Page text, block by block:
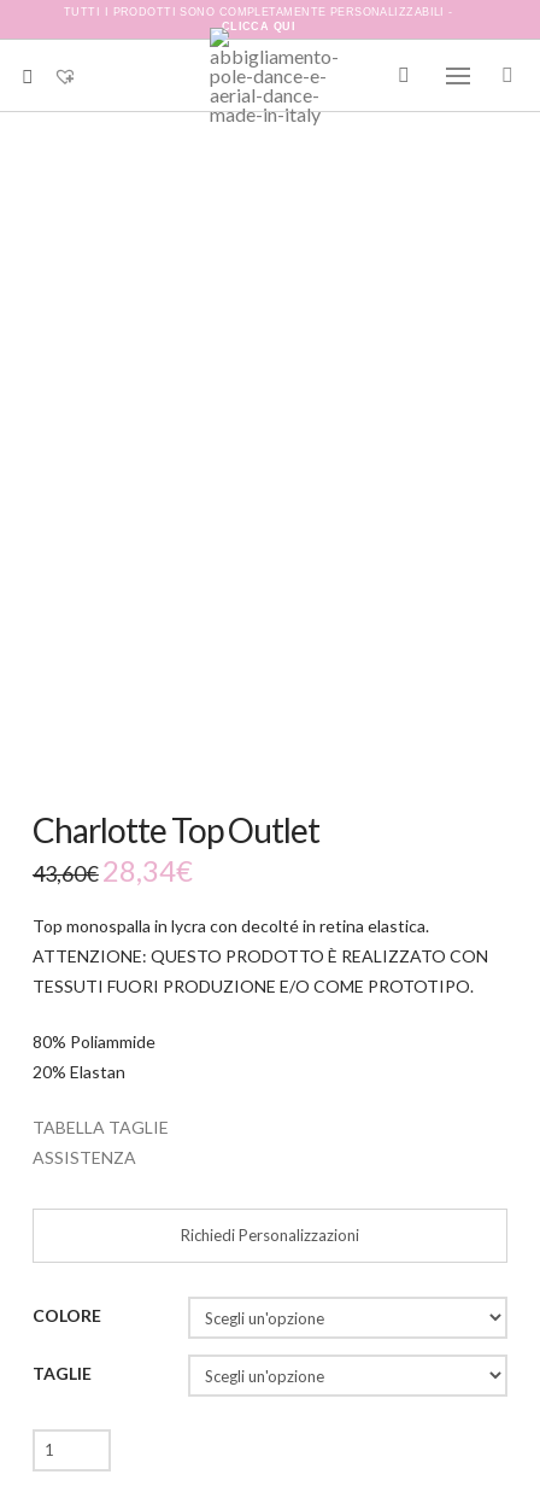
TUTTI I PRODOTTI SONO COMPLETAMENTE PERSONALIZZABILI -
CLICCA QUI
Charlotte Top Outlet
43,60€28,34€
Top monospalla in lycra con decolté in retina elastica.
ATTENZIONE: QUESTO PRODOTTO È REALIZZATO CON
TESSUTI FUORI PRODUZIONE E/O COME PROTOTIPO.
80% Poliammide
20% Elastan
TABELLA TAGLIE
ASSISTENZA
Richiedi Personalizzazioni
COLORE
TAGLIE
Charlotte
Top